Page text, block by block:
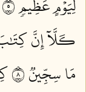
لِيَوۡمٍ عَظِيمٖ ٥
كـَلَّآ إِنَّ كِتَٰبَ
مَا سِجِّينٞ ٨